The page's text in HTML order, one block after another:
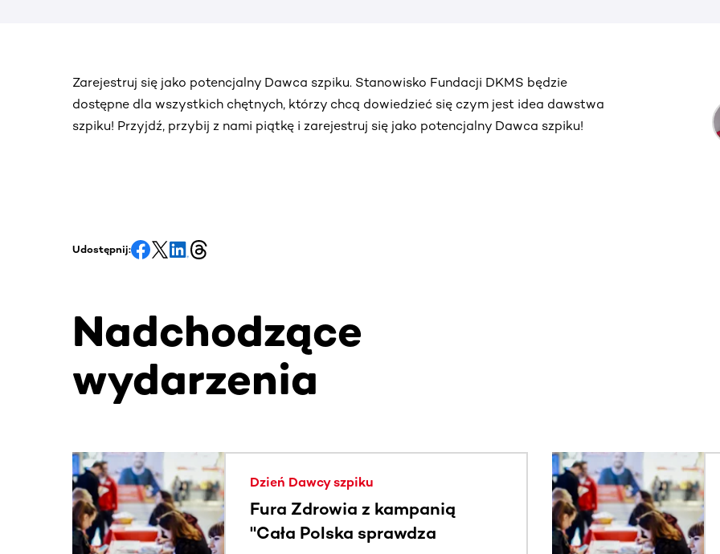
Zarejestruj się jako potencjalny Dawca szpiku. Stanowisko Fundacji DKMS będzie
dostępne dla wszystkich chętnych, którzy chcą dowiedzieć się czym jest idea dawstwa
szpiku! Przyjdź, przybij z nami piątkę i zarejestruj się jako potencjalny Dawca szpiku!
Udostępnij:
Nadchodzące
wydarzenia
Ta sekcja zawiera treści przewijane w poziomie. Użyj klawisza Tab lub przesuń palcem, aby zobaczyć
Dzień Dawcy szpiku
Fura Zdrowia z kampanią
"Cała Polska sprawdza